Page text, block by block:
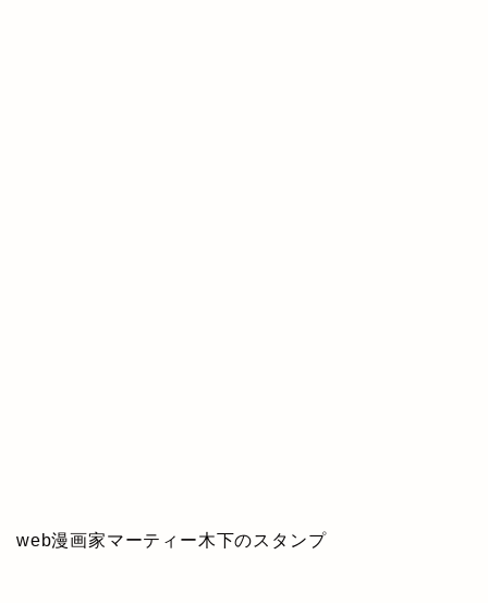
web漫画家マーティー木下のスタンプ